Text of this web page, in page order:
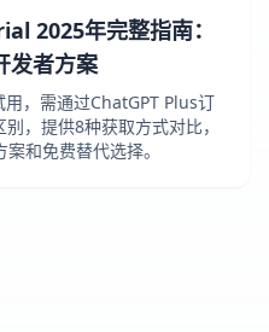
2025年完整指南：
发者方案
，需通过ChatGPT Plus订
，提供8种获取方式对比，
和免费替代选择。